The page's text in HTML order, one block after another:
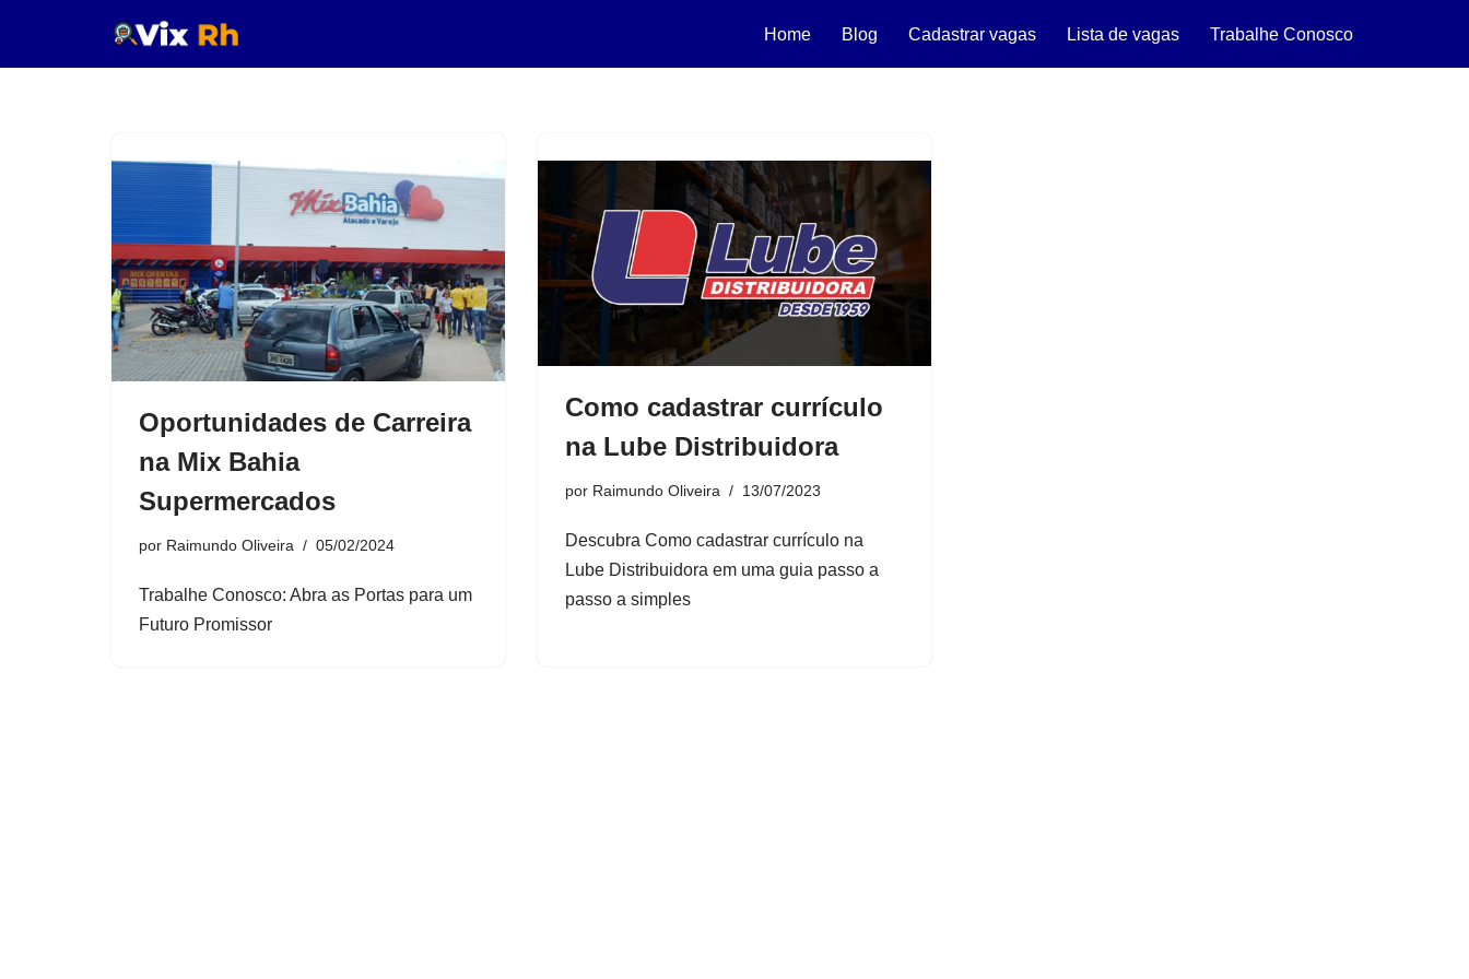
Home Blog Cadastrar vagas Lista de vagas Trabalhe Conosco
Oportunidades de Carreira
na Mix Bahia
Supermercados
por Raimundo Oliveira 05/02/2024
Trabalhe Conosco: Abra as Portas para um
Futuro Promissor
Como cadastrar currículo
na Lube Distribuidora
por Raimundo Oliveira 13/07/2023
Descubra Como cadastrar currículo na
Lube Distribuidora em uma guia passo a
passo a simples